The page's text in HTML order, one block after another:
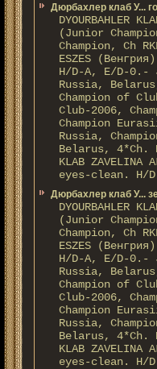
Дюрбахлер клаб У...
DYOURBAHLER
(Junior
Champion, Ch
ESZES
H/D-A, E/D-0.-
Russia,
Champion of
Club-2006,
Champion
Russia,
Belarus, 4*Ch.
KLAB
eyes-clean. H/
Дюрбахлер клаб У...
DYOURBAHLER
(Junior
Champion, Ch
ESZES
H/D-A, E/D-0.-
Russia,
Champion of
Club-2006,
Champion
Russia,
Belarus, 4*Ch.
KLAB
eyes-clean. H/